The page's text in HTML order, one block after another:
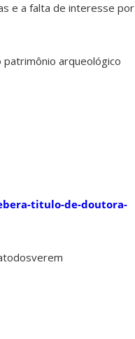
e a falta de interesse por
patrimônio arqueológico
titulo-de-doutora-